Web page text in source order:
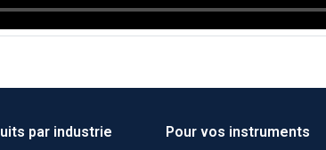
par industrie Pour vos instruments